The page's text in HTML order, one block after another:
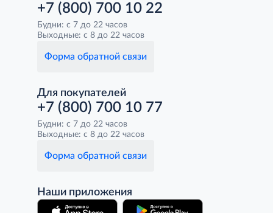
+7 (800) 700 10 22
Будни: с 7 до 22 часов
Выходные: с 8 до 22 часов
Форма обратной связи
Для покупателей
+7 (800) 700 10 77
Будни: с 7 до 22 часов
Выходные: с 8 до 22 часов
Форма обратной связи
Наши приложения